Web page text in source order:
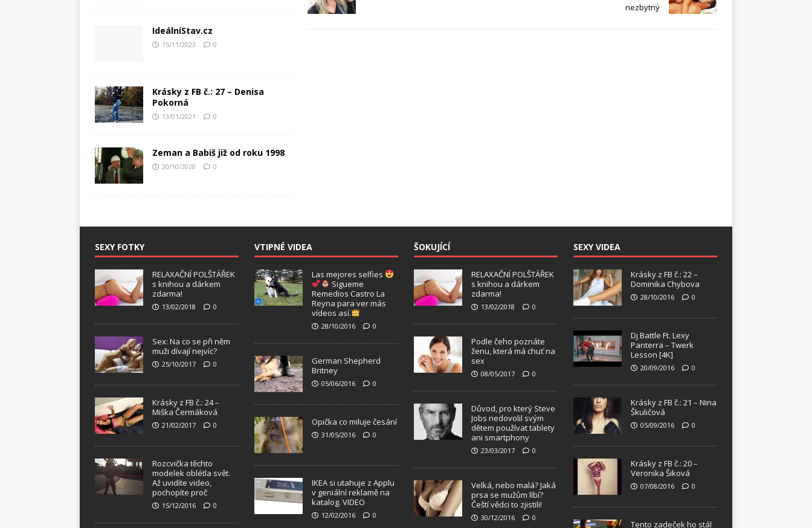
nezbytný
IdeálníStav.cz
15/11/2023 0
Krásky z FB č.: 27 – Denisa
Pokorná
13/01/2021 0
Zeman a Babiš již od roku 1998
30/10/2020 0
SEXY FOTKY
RELAXAČNÍ POLŠTÁŘEK
s knihou a dárkem
zdarma!
13/02/2018 0
Sex: Na co se při něm
muži dívají nejvíc?
25/10/2017 0
Krásky z FB č.: 24 –
Miška Čermáková
21/02/2017 0
Rozcvička těchto
modelek oblétla svět.
Až uvidíte video,
pochopíte proč
15/12/2016 0
VTIPNÉ VIDEA
Las mejores selfies
Sigueme
Remedios Castro La
Reyna para ver más
vídeos así.
28/10/2016 0
German Shepherd
Britney
05/06/2016 0
Opička co miluje česání
31/05/2016 0
IKEA si utahuje z Applu
v geniální reklamě na
katalog. VIDEO
12/02/2016 0
ŠOKUJÍCÍ
RELAXAČNÍ POLŠTÁŘEK
s knihou a dárkem
zdarma!
13/02/2018 0
Podle čeho poznáte
ženu, která má chuť na
sex
08/05/2017 0
Důvod, pro který Steve
Jobs nedovolil svým
dětem používat tablety
ani smartphony
23/03/2017 0
Velká, nebo malá? Jaká
prsa se mužům líbí?
Čeští vědci to zjistili!
30/12/2016 0
SEXY VIDEA
Krásky z FB č.: 22 –
Dominika Chybova
28/10/2016 0
Dj Battle Ft. Lexy
Panterra – Twerk
Lesson [4K]
20/09/2016 0
Krásky z FB č.: 21 – Nina
Škuličová
05/09/2016 0
Krásky z FB č.: 20 –
Veronika Šiková
07/08/2016 0
Tento zadeček ho stál